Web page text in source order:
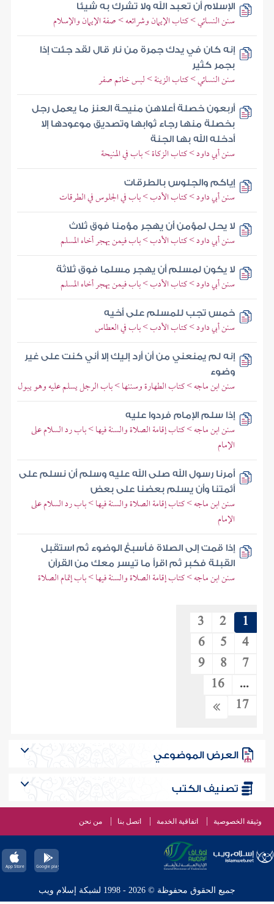
الإسلام أن تعبد الله ولا تشرك به شيئا
سنن النسائي > كتاب الإيمان وشرائعه > صفة الإيمان والإسلام
إنه كان في يدك جمرة من نار قال لقد جئت إذا
بجمر كثير
سنن النسائي > كتاب الزينة > لبس خاتم صفر
أربعون خصلة أعلاهن منيحة العنز ما يعمل رجل
بخصلة منها رجاء ثوابها وتصديق موعودها إلا
أدخله الله بها الجنة
سنن أبي داود > كتاب الزكاة > باب في المنيحة
إياكم والجلوس بالطرقات
سنن أبي داود > كتاب الأدب > باب في الجلوس في الطرقات
لا يحل لمؤمن أن يهجر مؤمنا فوق ثلاث
سنن أبي داود > كتاب الأدب > باب فيمن يهجر أخاه المسلم
لا يكون لمسلم أن يهجر مسلما فوق ثلاثة
سنن أبي داود > كتاب الأدب > باب فيمن يهجر أخاه المسلم
خمس تجب للمسلم على أخيه
سنن أبي داود > كتاب الأدب > باب في العطاس
إنه لم يمنعني من أن أرد إليك إلا أني كنت على غير
وضوء
سنن ابن ماجه > كتاب الطهارة وسننها > باب الرجل يسلم عليه وهو يبول
إذا سلم الإمام فردوا عليه
سنن ابن ماجه > كتاب إقامة الصلاة والسنة فيها > باب رد السلام على
الإمام
أمرنا رسول الله صلى الله عليه وسلم أن نسلم على
أئمتنا وأن يسلم بعضنا على بعض
سنن ابن ماجه > كتاب إقامة الصلاة والسنة فيها > باب رد السلام على
الإمام
إذا قمت إلى الصلاة فأسبغ الوضوء ثم استقبل
القبلة فكبر ثم اقرأ ما تيسر معك من القرآن
سنن ابن ماجه > كتاب إقامة الصلاة والسنة فيها > باب إتمام الصلاة
1
2
3
4
5
6
7
8
9
...
16
17
العرض الموضوعي
تصنيف الكتب
وثيقة الخصوصية اتفاقية الخدمة اتصل بنا من نحن
جميع الحقوق محفوظة © 2026 - 1998 لشبكة إسلام ويب